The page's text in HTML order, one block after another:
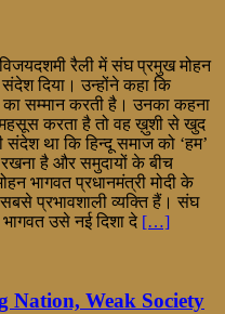
रैली में संघ प्रमुख मोहन
दिया। उन्होंने कहा कि
सम्मान करती है। उनका कहना
करता है तो वह ख़ुशी से खुद
था कि हिन्दू समाज को ‘हम’
है और समुदायों के बीच
भागवत प्रधानमंत्री मोदी के
प्रभावशाली व्यक्ति हैं। संघ
उसे नई दिशा दे […]
Nation, Weak Society